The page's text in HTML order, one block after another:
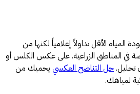
المياه الأقل تداولاً إعلامياً لكنها من
في المناطق الزراعية. على عكس الكلس أو
تحليل.حل التناضح العكسي يحميك من
لمياهك.